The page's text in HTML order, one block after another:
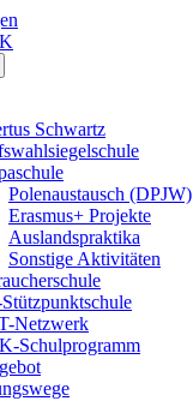
Schwartz
Polenaustausch (DPJW)
Erasmus+ Projekte
Auslandspraktika
Sonstige Aktivitäten
Netzwerk
Schulprogramm